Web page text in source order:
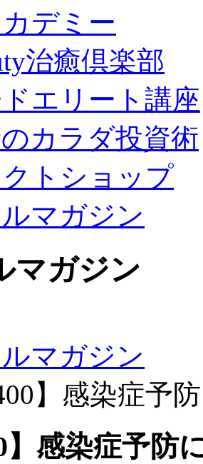
デミー
治癒倶楽部
エリート講座
カラダ投資術
トショップ
マガジン
マガジン
マガジン
】感染症予
】感染症予